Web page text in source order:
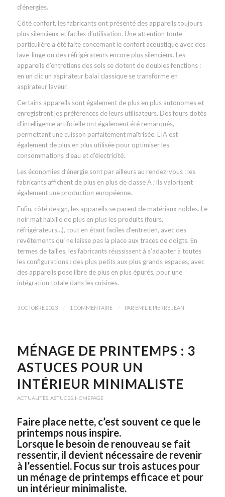
d’énergies.
Côté confort, les fabricants ont présenté des appareils toujours
plus silencieux et faciles d’utilisation. Une attention toute
particulière a été faite concernant le confort acoustique avec des
lave-linge ou des réfrigérateurs encore plus silencieux. Les
appareils d’entretiens des sols se dotent de doubles fonctions :
en un clic un aspirateur balai classique se transforme en
aspirateur laveur.
Certains appareils sont également de plus en plus autonomes et
enregistrent les préférences de leurs utilisateurs. Des fours dotés
d’intelligence artificielle ont également été remarqués,
permettant une cuisson parfaitement maîtrisée. L’IA est
également de plus en plus utilisée pour optimiser les
consommations d’eau et d’électricité.
Les économies d’énergie sont par ailleurs au rendez-vous : les
fabricants affichent de plus en plus de classe A ; ils valorisent
également une production européenne.
Enfin, côté design, les appareils se parent de matériaux nobles. Le
noir mat habille de plus en plus les produits (fours,
réfrigérateurs…), tout en étant faciles d’entretien, avec des
revêtements qui ne laisse pas la place aux traces de doigts. En
termes de tailles, les fabricants réussissent à s’adapter à toutes
les configurations : des plus petits aux plus grands espaces, avec
des appareils pose libre de plus en plus épurés, pour une
intégration totale dans les cuisines.
3 OCTOBRE 2023 1 COMMENTAIRE PAR EMILIE PIERRE JEAN
MÉNAGE DE PRINTEMPS : 3
ASTUCES POUR UN
INTÉRIEUR MINIMALISTE
ACTUALITÉS, ASTUCES, HOMEPAGE
Faire place nette, c’est souvent ce que le
printemps nous inspire.
Lorsque le besoin de renouveau se fait
ressentir, il devient nécessaire de revenir
à l’essentiel. Focus sur trois astuces pour
un ménage de printemps efficace et pour
un intérieur minimaliste.